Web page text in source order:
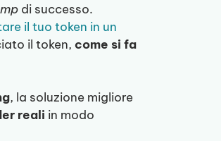
di successo.
il tuo token in un
il token,come si fa
, la soluzione migliore
reali in modo